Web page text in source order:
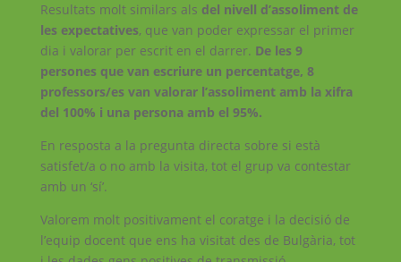
Resultats molt similars als del nivell d’assoliment de
les expectatives, que van poder expressar el primer
dia i valorar per escrit en el darrer. De les 9
persones que van escriure un percentatge, 8
professors/es van valorar l’assoliment amb la xifra
del 100% i una persona amb el 95%.
En resposta a la pregunta directa sobre si està
satisfet/a o no amb la visita, tot el grup va contestar
amb un ‘sí’.
Valorem molt positivament el coratge i la decisió de
l’equip docent que ens ha visitat des de Bulgària, tot